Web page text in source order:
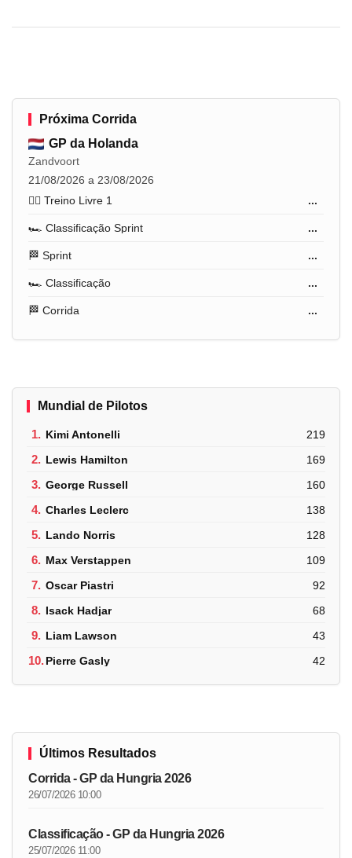
Próxima Corrida
GP da Holanda
Zandvoort
21/08/2026 a 23/08/2026
🏋️‍♂️ Treino Livre 1
...
🏎️ Classificação Sprint ...
🏁 Sprint ...
🏎️ Classificação ...
🏁 Corrida ...
Mundial de Pilotos
1. Kimi Antonelli 219
2. Lewis Hamilton 169
3. George Russell 160
4. Charles Leclerc 138
5. Lando Norris 128
6. Max Verstappen 109
7. Oscar Piastri 92
8. Isack Hadjar 68
9. Liam Lawson 43
10.Pierre Gasly 42
Últimos Resultados
Corrida - GP da Hungria 2026
26/07/2026 10:00
Classificação - GP da Hungria 2026
25/07/2026 11:00